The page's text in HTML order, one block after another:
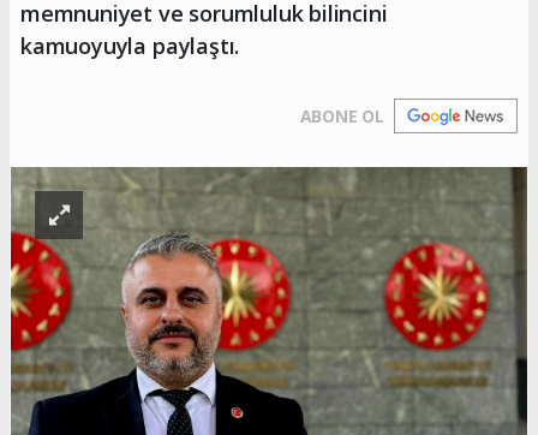
memnuniyet ve sorumluluk bilincini
kamuoyuyla paylaştı.
ABONE OL